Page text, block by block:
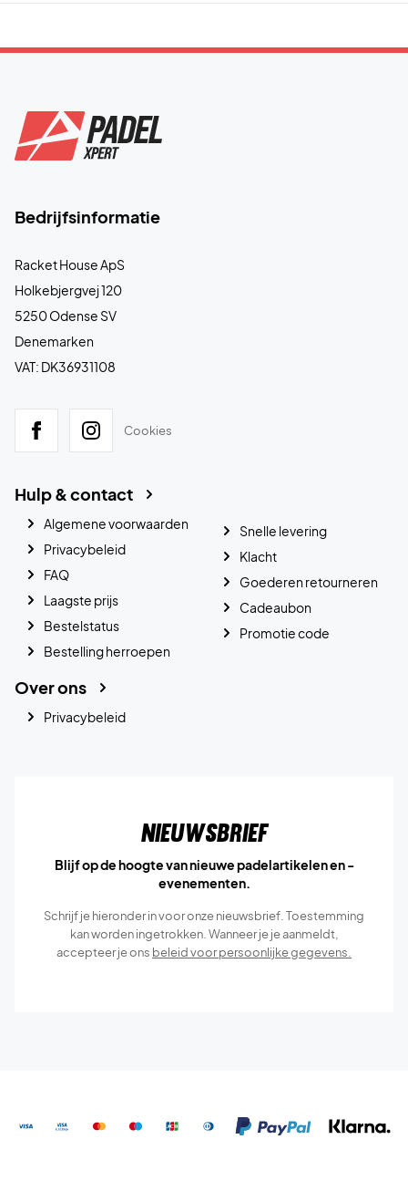
Bedrijfsinformatie
Racket House ApS
Holkebjergvej 120
5250 Odense SV
Denemarken
VAT: DK36931108
Cookies
Hulp & contact
Algemene voorwaarden
Privacybeleid
FAQ
Laagste prijs
Bestelstatus
Bestelling herroepen
Snelle levering
Klacht
Goederen retourneren
Cadeaubon
Promotie code
Over ons
Privacybeleid
Nieuwsbrief
Blijf op de hoogte van nieuwe padelartikelen en -
evenementen.
Schrijf je hieronder in voor onze nieuwsbrief. Toestemming
kan worden ingetrokken. Wanneer je je aanmeldt,
accepteer je ons beleid voor persoonlijke gegevens.